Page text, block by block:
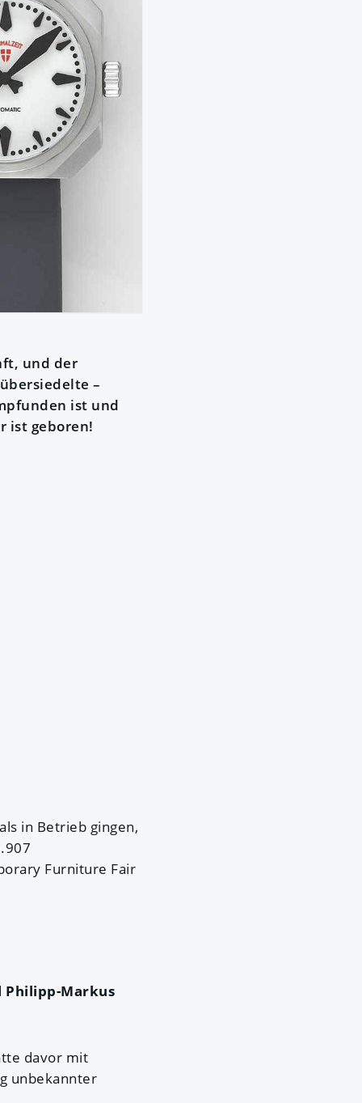
und der
–
ist und
ist geboren!
in Betrieb gingen,
Furniture Fair
Philipp-Markus
davor mit
unbekannter